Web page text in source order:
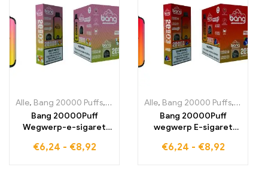
spoel
Alle, Bang 20000 Puffs, wegwerp-e-sigaretten,Wegwerp e-
Bang 20000Puff
Wegwerp-e-sigaret
smaak en Dual Mesh-
€6,24 - €8,92
Alle, Bang 20000 Puffs, Bang
Bang 20000Puff
wegwerp E-sigaret
smaak van BLAUWE
€6,24 - €8,92